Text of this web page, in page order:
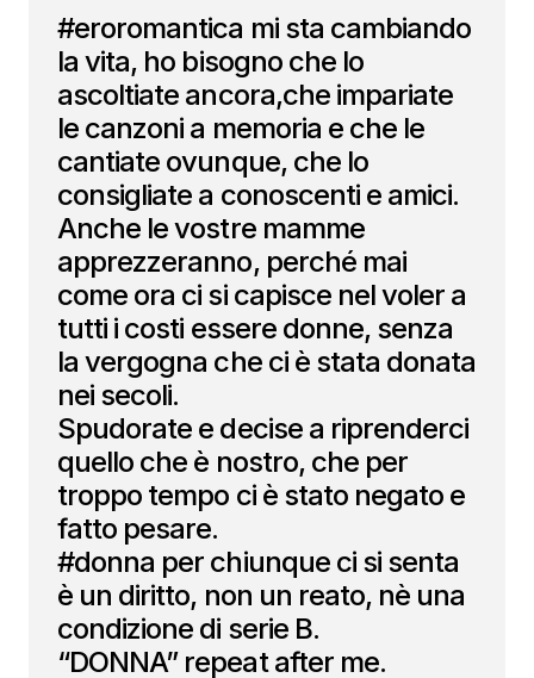
#eroromantica mi sta cambiando
la vita, ho bisogno che lo
ascoltiate ancora,che impariate
le canzoni a memoria e che le
cantiate ovunque, che lo
consigliate a conoscenti e amici.
Anche le vostre mamme
apprezzeranno, perché mai
come ora ci si capisce nel voler a
tutti i costi essere donne, senza
la vergogna che ci è stata donata
nei secoli.
Spudorate e decise a riprenderci
quello che è nostro, che per
troppo tempo ci è stato negato e
fatto pesare.
#donna per chiunque ci si senta
è un diritto, non un reato, nè una
condizione di serie B.
“DONNA” repeat after me.